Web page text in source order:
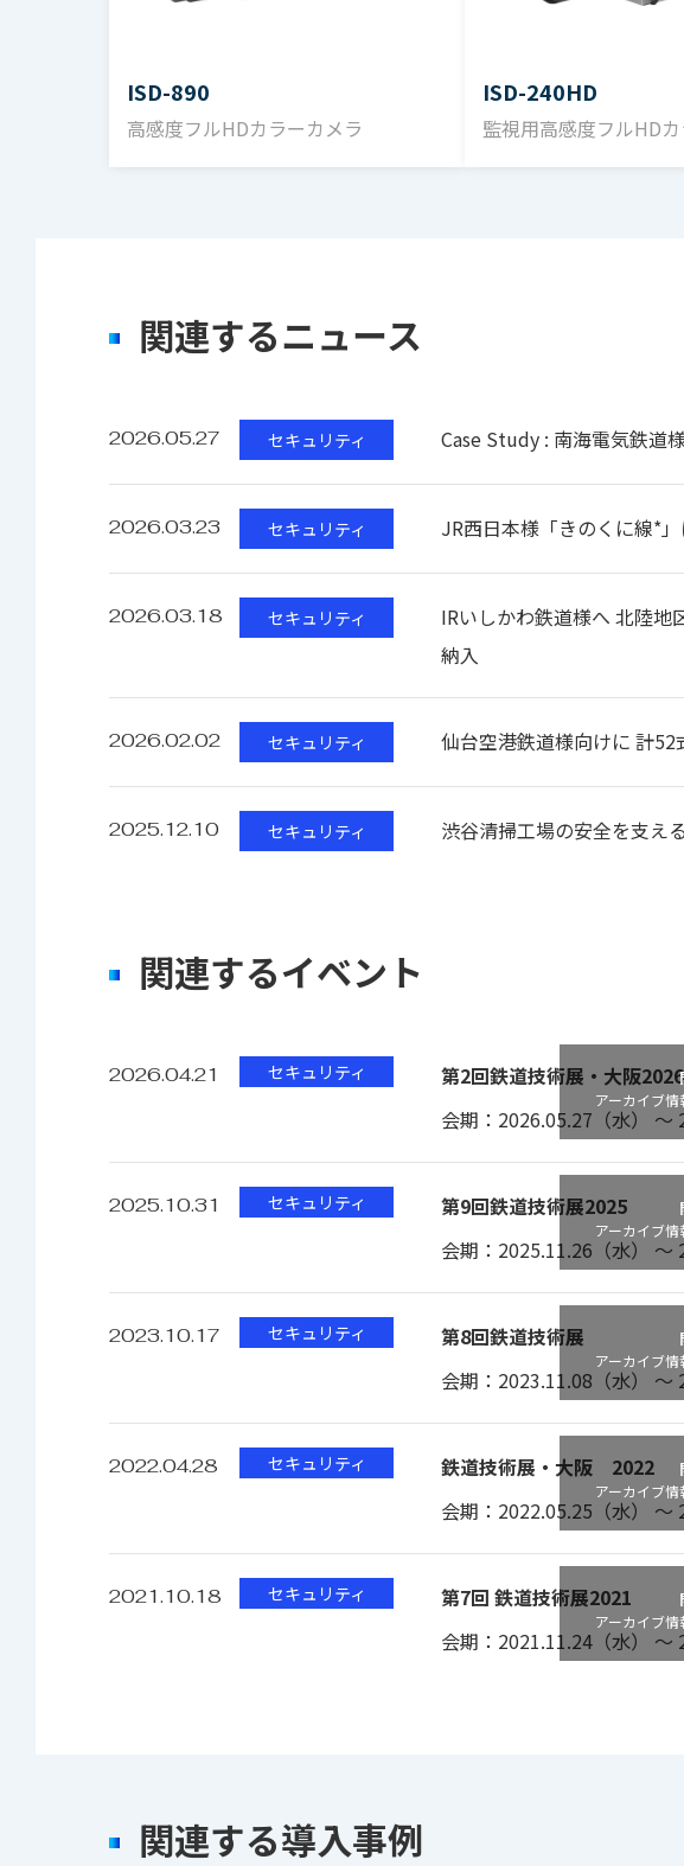
ISD-890
高感度フルHDカラーカメラ
ISD-240HD
監視用高感度フルHD
関連するニュース
2026.05.27 セキュリティ Case Study : 南海電気鉄道
2026.03.23 セキュリティ JR西日本様「きのくに線*
2026.03.18 セキュリティ
IRいしかわ鉄道様へ 北陸
納入
2026.02.02 セキュリティ 仙台空港鉄道様向けに 計
2025.12.10 セキュリティ 渋谷清掃工場の安全を支え
関連するイベント
2026.04.21 セキュリティ
第2回鉄道技術展・大阪2026
会期：2026.05.27（水） ～
アーカイブ
2025.10.31 セキュリティ
第9回鉄道技術展2025
会期：2025.11.26（水） ～
アーカイブ
2023.10.17 セキュリティ
第8回鉄道技術展
会期：2023.11.08（水） ～
アーカイブ
2022.04.28 セキュリティ
鉄道技術展・大阪 2022
会期：2022.05.25（水） ～
アーカイブ
2021.10.18 セキュリティ
第7回 鉄道技術展2021
会期：2021.11.24（水） ～
アーカイブ
関連する導入事例